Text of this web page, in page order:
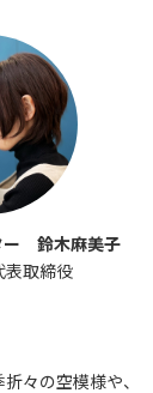
ー 鈴木麻美子
取締役
々の空模様や、